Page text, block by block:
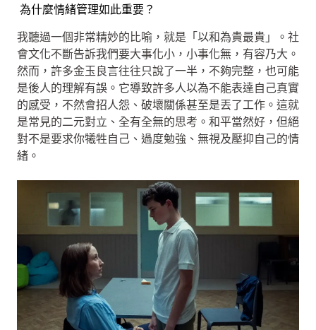
為什麼情緒管理如此重要？
我聽過一個非常精妙的比喻，就是「以和為貴最貴」。社
會文化不斷告訴我們要大事化小，小事化無，有容乃大。
然而，許多金玉良言往往只說了一半，不夠完整，也可能
是後人的理解有誤。它導致許多人以為不能表達自己真實
的感受，不然會招人怨、破壞關係甚至是丟了工作。這就
是常見的二元對立、全有全無的思考。和平當然好，但絕
對不是要求你犧牲自己、過度勉強、無視及壓抑自己的情
緒。